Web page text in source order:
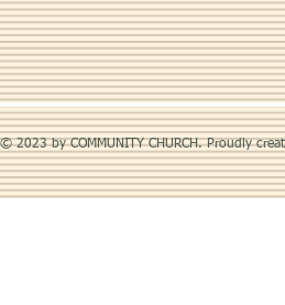
© 2023 by COMMUNITY CHURCH. Proudly